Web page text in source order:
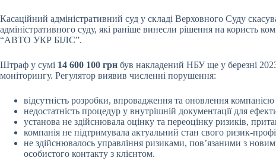
Касаційний адміністративний суд у складі Верховного Суду
адміністративного суду, які раніше винесли рішення на користь
“АВТО УКР БІЛС”.
Штраф у сумі 14 600 100 грн був накладений НБУ ще у березні
моніторингу. Регулятор виявив численні порушення:
відсутність розробки, впровадження та оновлення
недостатність процедур у внутрішній документації для
установа не здійснювала оцінку та переоцінку ризиків,
компанія не підтримувала актуальний стан свого ризик-
не здійснювалось управління ризиками, пов’язаними з
особистого контакту з клієнтом.